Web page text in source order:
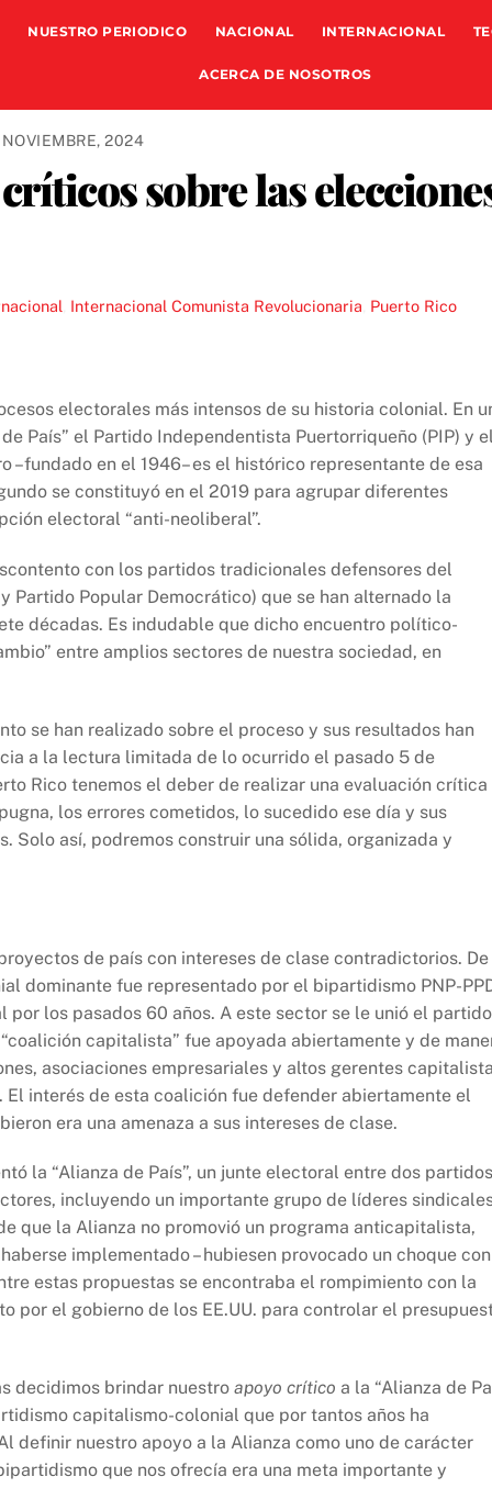
NUESTRO PERIODICO NACIONAL INTERNACIONAL
ACERCA DE NOSOTROS
2024
sobre las
Internacional Comunista Revolucionaria Puerto Rico
electorales más intensos de su historia colonial. En
País” el Partido Independentista Puertorriqueño (PIP) y
–fundado en el 1946– es el histórico representante de esa
se constituyó en el 2019 para agrupar diferentes
electoral “anti-neoliberal”.
con los partidos tradicionales defensores del
Popular Democrático) que se han alternado la
décadas. Es indudable que dicho encuentro político-
entre amplios sectores de nuestra sociedad, en
se han realizado sobre el proceso y sus resultados han
a la lectura limitada de lo ocurrido el pasado 5 de
Rico tenemos el deber de realizar una evaluación crítica
los errores cometidos, lo sucedido ese día y sus
Solo así, podremos construir una sólida, organizada y
de país con intereses de clase contradictorios. De
dominante fue representado por el bipartidismo PNP-
los pasados 60 años. A este sector se le unió el partido
capitalista” fue apoyada abiertamente y de
asociaciones empresariales y altos gerentes
El interés de esta coalición fue defender abiertamente el
era una amenaza a sus intereses de clase.
la “Alianza de País”, un junte electoral entre dos partidos
incluyendo un importante grupo de líderes
que la Alianza no promovió un programa anticapitalista,
implementado – hubiesen provocado un choque con
estas propuestas se encontraba el rompimiento con la
por el gobierno de los EE.UU. para controlar el
decidimos brindar nuestro apoyo crítico a la “Alianza de
capitalismo-colonial que por tantos años ha
definir nuestro apoyo a la Alianza como uno de carácter
que nos ofrecía era una meta importante y